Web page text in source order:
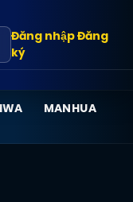
Đăng nhậpĐăng
ký
MANHUA